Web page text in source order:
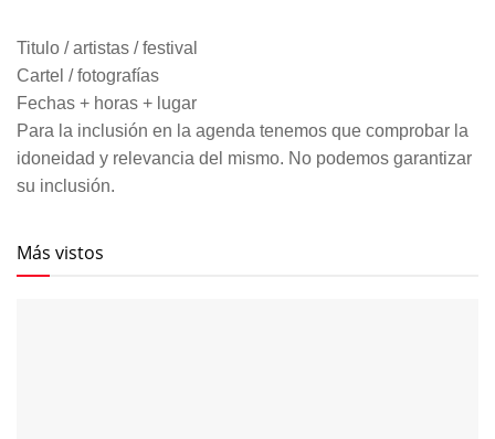
Titulo / artistas / festival
Cartel / fotografías
Fechas + horas + lugar
Para la inclusión en la agenda tenemos que comprobar la
idoneidad y relevancia del mismo. No podemos garantizar
su inclusión.
Más vistos